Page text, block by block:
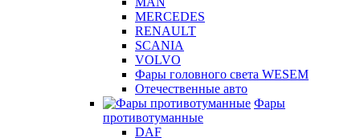
MERCEDES
RENAULT
SCANIA
VOLVO
Фары головного света WESEM
Отечественные авто
Фары
противотуманные
DAF